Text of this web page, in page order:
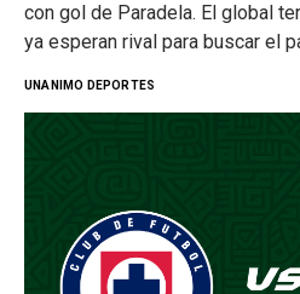
con gol de Paradela. El global
ya esperan rival para buscar el
UNANIMO DEPORTES